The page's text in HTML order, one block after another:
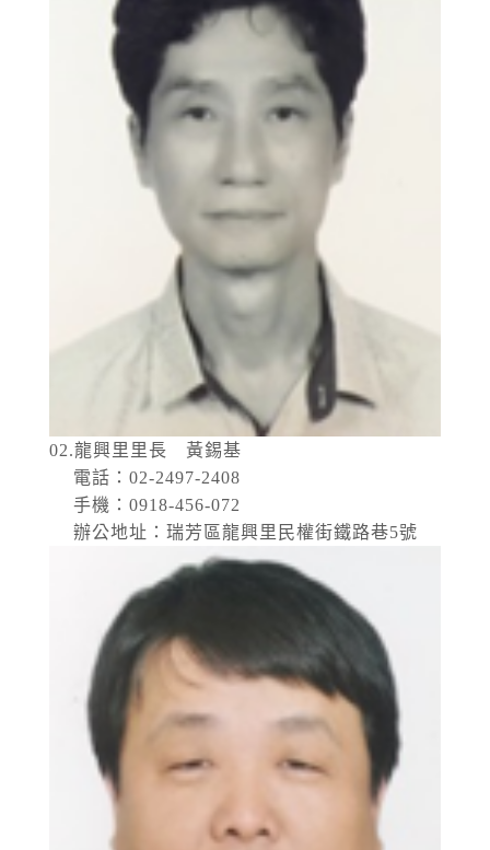
02.龍興里里長 黃錫基
電話：02-2497-2408
手機：0918-456-072
辦公地址：瑞芳區龍興里民權街鐵路巷5號